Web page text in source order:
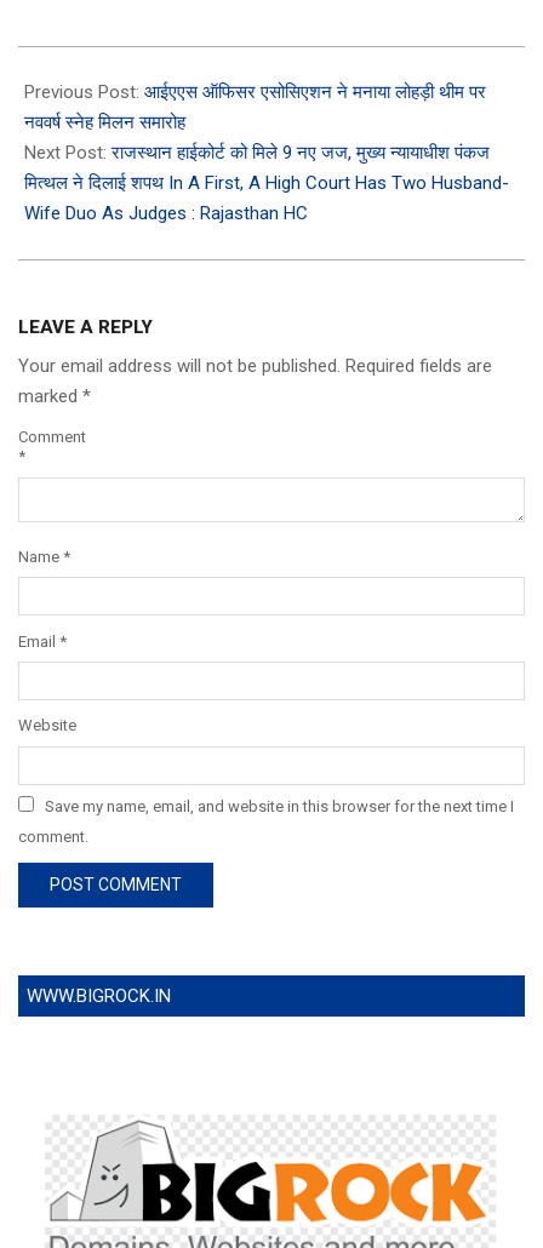
01-
16
Previous Post: आईएएस ऑफिसर एसोसिएशन ने मनाया लोहड़ी थीम पर
नववर्ष स्नेह मिलन समारोह
Next Post:राजस्थान हाईकोर्ट को मिले 9 नए जज, मुख्य न्यायाधीश पंकज
मित्थल ने दिलाई शपथ In A First, A High Court Has Two Husband-
Wife Duo As Judges : Rajasthan HC
LEAVE A REPLY
Your email address will not be published. Required fields are
marked *
Comment
*
Name *
Email *
Website
Save my name, email, and website in this browser for the next time I
comment.
WWW.BIGROCK.IN